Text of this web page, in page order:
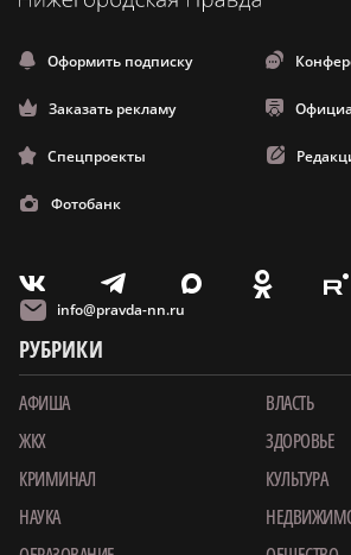
Оформить подписку
Заказать рекламу
Спецпроекты
Фотобанк
V T X O E
info@pravda-nn.ru
РУБРИКИ
АФИША
ВЛАСТЬ
ЖКХ
ЗДОРОВЬЕ
КРИМИНАЛ
КУЛЬТУРА
НАУКА